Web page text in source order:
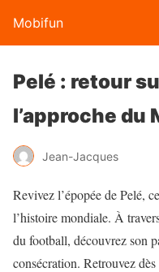
Mobifun
Pelé : retour
l’approche du
Jean-Jacques
Revivez l’épopée de Pelé,
l’histoire mondiale. À
du football, découvrez son
consécration. Retrouvez